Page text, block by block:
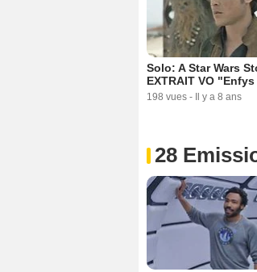
Solo: A Star Wars
EXTRAIT VO
198 vues - Il y a 8 ans
28